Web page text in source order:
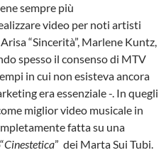
sempre più
video per noti artisti
“Sincerità”, Marlene Kuntz,
spesso il consenso di MTV
in cui non esisteva ancora
era essenziale -. In quegli
miglior video musicale in
fatta su una
Cinestetica” dei Marta Sui Tubi.